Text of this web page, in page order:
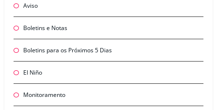
Aviso
Boletins e Notas
Boletins para os Próximos 5 Dias
El Niño
Monitoramento